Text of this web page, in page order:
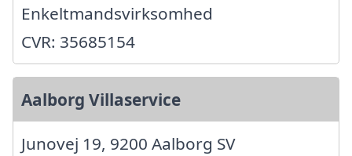
Enkeltmandsvirksomhed
CVR: 35685154
Aalborg Villaservice
Junovej 19, 9200 Aalborg SV